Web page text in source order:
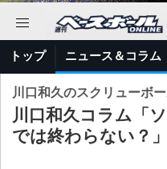
トップ ニュース＆コラム
川口和久のスクリューボ
川口和久コラム「
では終わらない？」